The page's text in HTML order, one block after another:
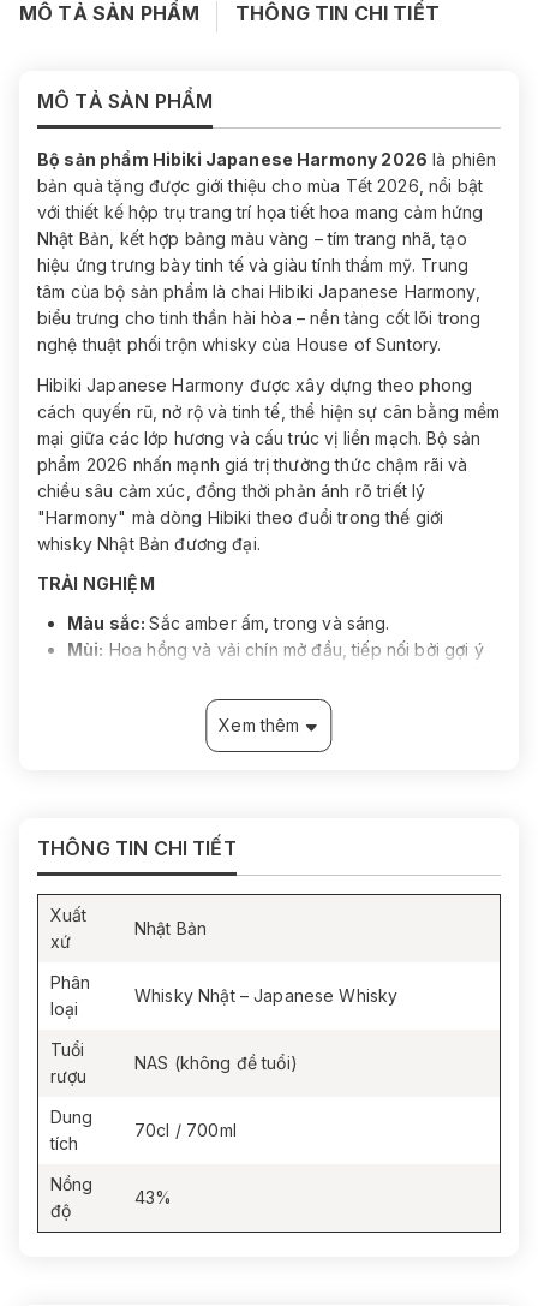
MÔ TẢ SẢN PHẨM THÔNG TIN CHI TIẾT
MÔ TẢ SẢN PHẨM
Bộ sản phẩm Hibiki Japanese Harmony 2026 là phiên
bản quà tặng được giới thiệu cho mùa Tết 2026, nổi bật
với thiết kế hộp trụ trang trí họa tiết hoa mang cảm hứng
Nhật Bản, kết hợp bảng màu vàng – tím trang nhã, tạo
hiệu ứng trưng bày tinh tế và giàu tính thẩm mỹ. Trung
tâm của bộ sản phẩm là chai Hibiki Japanese Harmony,
biểu trưng cho tinh thần hài hòa – nền tảng cốt lõi trong
nghệ thuật phối trộn whisky của House of Suntory.
Hibiki Japanese Harmony được xây dựng theo phong
cách quyến rũ, nở rộ và tinh tế, thể hiện sự cân bằng mềm
mại giữa các lớp hương và cấu trúc vị liền mạch. Bộ sản
phẩm 2026 nhấn mạnh giá trị thưởng thức chậm rãi và
chiều sâu cảm xúc, đồng thời phản ánh rõ triết lý
"Harmony" mà dòng Hibiki theo đuổi trong thế giới
whisky Nhật Bản đương đại.
TRẢI NGHIỆM
Màu sắc:Sắc amber ấm, trong và sáng.
Mùi: Hoa hồng và vải chín mở đầu, tiếp nối bởi gợi ý
trưởng thành và gỗ đàn hương.
Độ ngọt mềm mại gợi mật ong, vỏ cam ngào
đường và socola trắng, cấu trúc tròn và mượt.
THÀNH PHẦN BỘ SẢN PHẨM
01 chai Hibiki Japanese Harmony 70cl
01 hộp quà trụ cứng, họa tiết hoa phong cách Nhật
Bản
01 túi xách đồng bộ
Xem thêm
THÔNG TIN CHI TIẾT
Xuất
xứ
Nhật Bản
Phân
loại
Whisky Nhật – Japanese Whisky
Tuổi
rượu
NAS (không đề tuổi)
Dung
tích
70cl / 700ml
Nồng
độ
43%